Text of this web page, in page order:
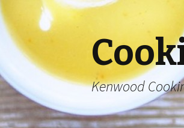
Kenwood